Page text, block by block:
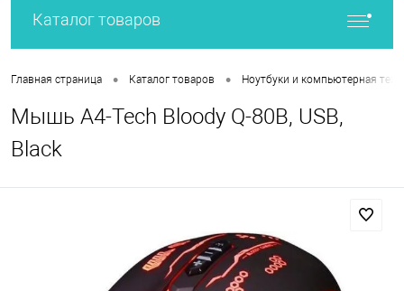
Каталог товаров
Главная страница • Каталог товаров • Ноутбуки и компьютерная
Мышь A4-Tech Bloody Q-80B, USB,
Black